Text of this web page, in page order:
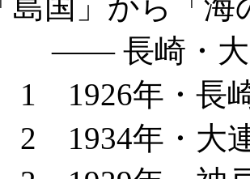
島国」から「海
崎・大連
年・長
年・大